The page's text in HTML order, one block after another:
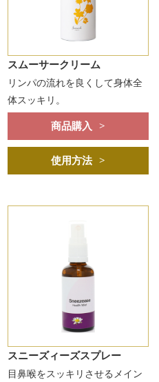
スムーサークリーム
リンパの流れを良くして身体全
体スッキリ。
商品購入
使用方法
スニーズィーズスプレー
目鼻喉をスッキリさせるメイン